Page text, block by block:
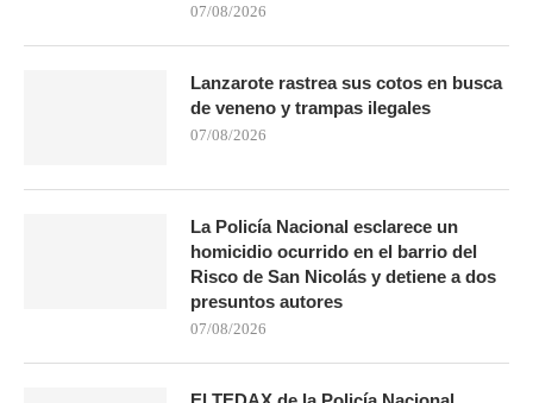
07/08/2026
Lanzarote rastrea sus cotos en busca
de veneno y trampas ilegales
07/08/2026
La Policía Nacional esclarece un
homicidio ocurrido en el barrio del
Risco de San Nicolás y detiene a dos
presuntos autores
07/08/2026